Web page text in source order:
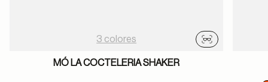
3 colores
Probador
MÓ LA COCTELERIA SHAKER